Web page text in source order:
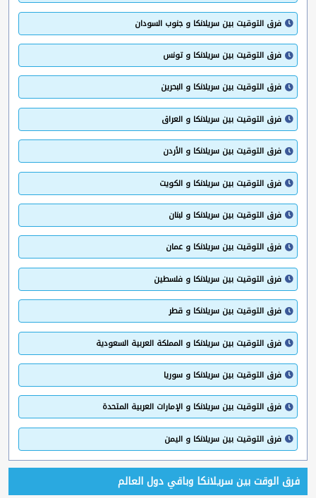
فرق التوقيت بين سريلانكا و جنوب السودان
فرق التوقيت بين سريلانكا و تونس
فرق التوقيت بين سريلانكا و البحرين
فرق التوقيت بين سريلانكا و العراق
فرق التوقيت بين سريلانكا و الأردن
فرق التوقيت بين سريلانكا و الكويت
فرق التوقيت بين سريلانكا و لبنان
فرق التوقيت بين سريلانكا و عمان
فرق التوقيت بين سريلانكا و فلسطين
فرق التوقيت بين سريلانكا و قطر
فرق التوقيت بين سريلانكا و المملكة العربية السعودية
فرق التوقيت بين سريلانكا و سوريا
فرق التوقيت بين سريلانكا و الإمارات العربية المتحدة
فرق التوقيت بين سريلانكا و اليمن
فرق الوقت بين سريلانكا وباقي دول العالم